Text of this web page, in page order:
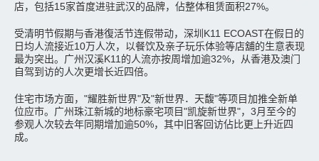
店，包括15家首度进驻武汉的品牌，佔整体租赁面积27%。
受清明节假期与香港復活节连假带动，深圳K11 ECOAST在假日的
日均人流接近10万人次，以餐饮及亲子玩乐体验等店舖的生意表现
最为突出。广州汉溪K11的人流亦按周增加逾32%，从香港及澳门
自驾到访的人次更增长近四倍。
住宅市场方面，"耀胜新世界"及"新世界．天馥"等项目加推全新单
位应市。广州珠江新城的地标豪宅项目"凯旋新世界"，3月至今的
参观人次较去年同期增加逾50%，其中旧客回访佔比更上升近四
成。